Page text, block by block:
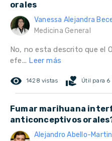
orales
Vanessa Alejandra
Medicina General
No, no esta descrito que el
efe... Leer más
remove_red_eye 1428 vistas volunteer_activism Útil para 6
Fumar marihuana
anticonceptivos
Alejandro Abello-